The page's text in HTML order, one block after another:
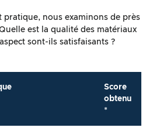
pratique, nous examinons de près
est la qualité des matériaux
sont-ils satisfaisants ?
Score
obtenu
*